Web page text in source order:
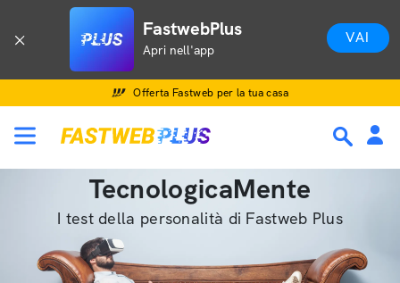
FastwebPlus
Apri nell'app
VAI
Offerta Fastweb per la tua casa
TecnologicaMente
I test della personalità di Fastweb Plus